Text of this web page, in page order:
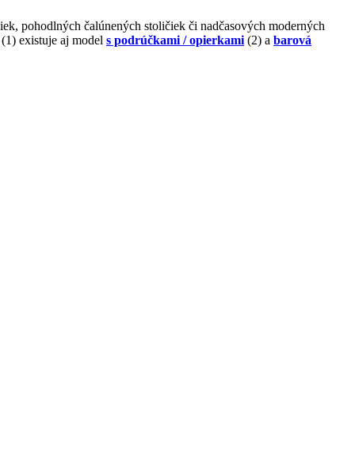
pohodlných čalúnených stoličiek či nadčasových moderných
existuje aj model s podrúčkami / opierkami (2) a barová